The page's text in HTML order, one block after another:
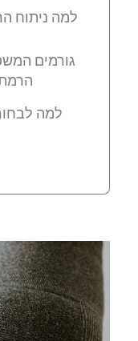
למה ניתוח
גורמים
למה